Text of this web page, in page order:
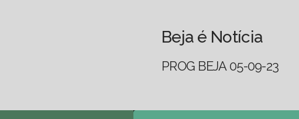
Beja é Notícia
PROG BEJA 05-09-23